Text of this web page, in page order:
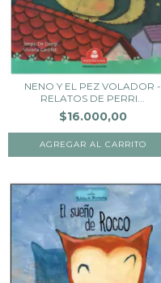
NENO Y EL PEZ VOLADOR -
RELATOS DE PERRI...
$16.000,00